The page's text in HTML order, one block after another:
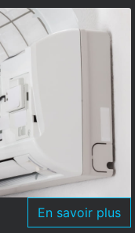
En savoir plus